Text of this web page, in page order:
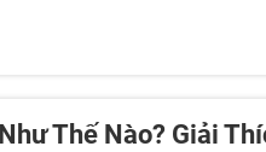
Thế Nào? Giải